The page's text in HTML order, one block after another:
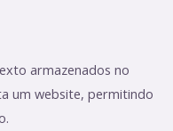
armazenados no
um website, permitindo